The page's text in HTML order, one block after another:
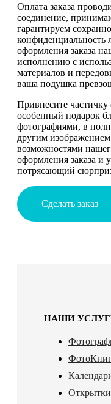
Оплата заказа
соединение,
гарантируем
оформления заказа
исполнению с
материалов и
ваша подушка
Привнесите частичку
особенный подарок
фотографиями, в
другим
возможностями
оформления заказа и
потрясающий
Сделать заказ
НАШИ
Открытки